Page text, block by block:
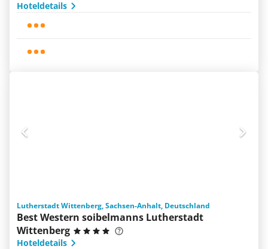
Hoteldetails
Lutherstadt Wittenberg, Sachsen-Anhalt, Deutschland
Best Western soibelmanns Lutherstadt
Wittenberg
Hoteldetails